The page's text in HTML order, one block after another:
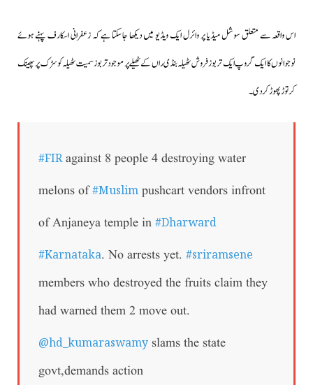
اس واقعہ سے متعلق سوشل میڈیا پر وائرل ایک ویڈیو میں دیکھا جاسکتا ہے کہ زعفرانی اسکارف پہنے ہوئے
نوجوانوں کا ایک گروپ ایک تربوز فروش ٹھیلہ بنڈی راں کے ٹھیلے پر موجود تربوزسمیت ٹھیلہ کو سڑک پر پھینک
کر توڑ پھوڑ کردی۔
#FIRagainst 8 people 4 destroying water
melons of#Muslim pushcart vendors infront
of Anjaneya temple in #Dharward
#Karnataka. No arrests yet. #sriramsene
members who destroyed the fruits claim they
had warned them 2 move out.
@hd_kumaraswamy slams the state
govt,demands action